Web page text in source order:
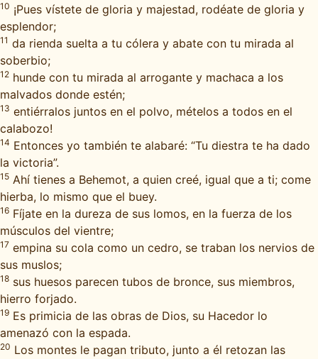
10 ¡Pues vístete de gloria y majestad, rodéate de gloria y
esplendor;
11 da rienda suelta a tu cólera y abate con tu mirada al
soberbio;
12 hunde con tu mirada al arrogante y machaca a los
malvados donde estén;
13 entiérralos juntos en el polvo, mételos a todos en el
calabozo!
14 Entonces yo también te alabaré: “Tu diestra te ha dado
la victoria”.
15 Ahí tienes a Behemot, a quien creé, igual que a ti; come
hierba, lo mismo que el buey.
16 Fíjate en la dureza de sus lomos, en la fuerza de los
músculos del vientre;
17 empina su cola como un cedro, se traban los nervios de
sus muslos;
18 sus huesos parecen tubos de bronce, sus miembros,
hierro forjado.
19 Es primicia de las obras de Dios, su Hacedor lo
amenazó con la espada.
20 Los montes le pagan tributo, junto a él retozan las